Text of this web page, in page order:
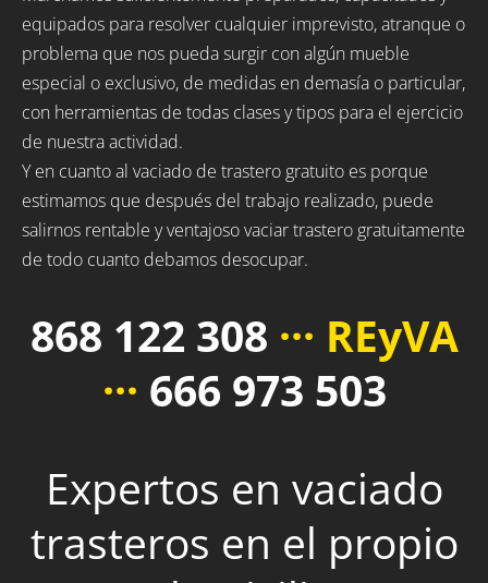
equipados para resolver cualquier imprevisto, atranque o
problema que nos pueda surgir con algún mueble
especial o exclusivo, de medidas en demasía o particular,
con herramientas de todas clases y tipos para el ejercicio
de nuestra actividad.
Y en cuanto al vaciado de trastero gratuito es porque
estimamos que después del trabajo realizado, puede
salirnos rentable y ventajoso vaciar trastero gratuitamente
de todo cuanto debamos desocupar.
868 122 308 ··· REyVA
··· 666 973 503
Expertos en vaciado
trasteros en el propio